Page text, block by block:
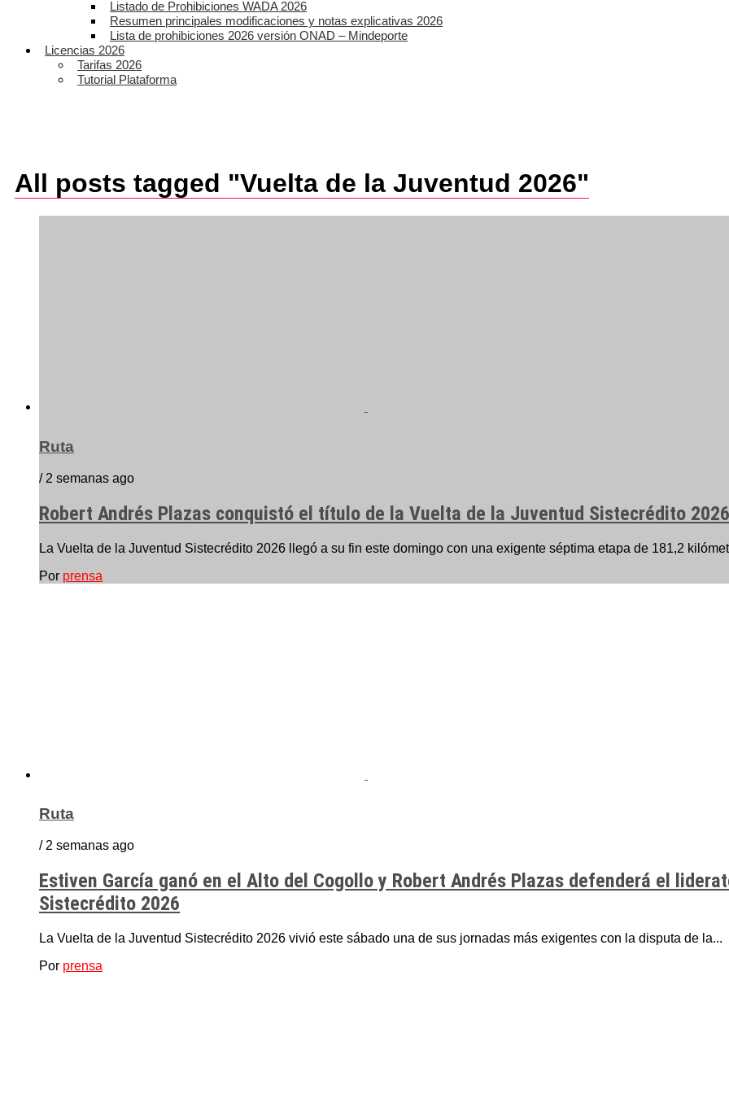
Listado de Prohibiciones WADA 2026
Resumen principales modificaciones y notas explicativas 2026
Lista de prohibiciones 2026 versión ONAD – Mindeporte
Licencias 2026
Tarifas 2026
Tutorial Plataforma
All posts tagged "Vuelta de la Juventud 2026"
Ruta
/ 2 semanas ago
Robert Andrés Plazas conquistó el título de la Vuelta de la Juventud Sistecrédito 2026
La Vuelta de la Juventud Sistecrédito 2026 llegó a su fin este domingo con una exigente séptima etapa de 181,2
Por prensa
Ruta
/ 2 semanas ago
Estiven García ganó en el Alto del Cogollo y Robert Andrés Plazas defenderá el
Sistecrédito 2026
La Vuelta de la Juventud Sistecrédito 2026 vivió este sábado una de sus jornadas más exigentes con la disputa de la...
Por prensa